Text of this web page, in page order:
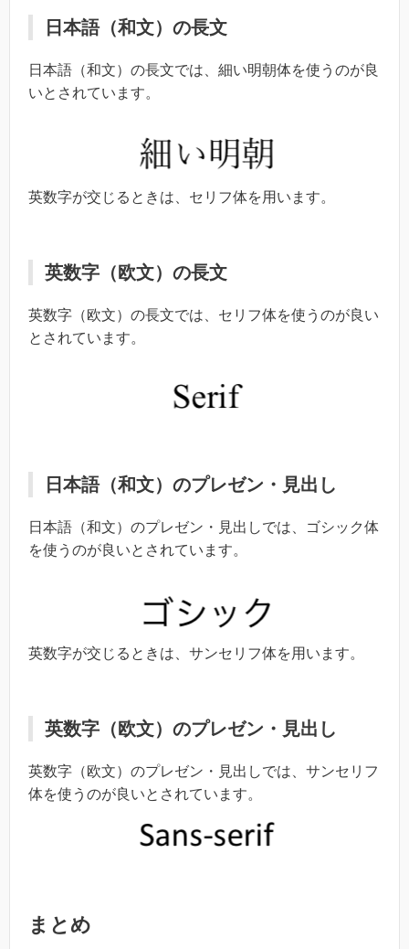
日本語（和文）の長文
日本語（和文）の長文では、細い明朝体を使うのが良
いとされています。
英数字が交じるときは、セリフ体を用います。
英数字（欧文）の長文
英数字（欧文）の長文では、セリフ体を使うのが良い
とされています。
日本語（和文）のプレゼン・見出し
日本語（和文）のプレゼン・見出しでは、ゴシック体
を使うのが良いとされています。
英数字が交じるときは、サンセリフ体を用います。
英数字（欧文）のプレゼン・見出し
英数字（欧文）のプレゼン・見出しでは、サンセリフ
体を使うのが良いとされています。
まとめ